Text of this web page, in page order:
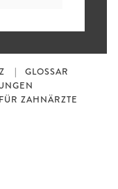
GLOSSAR
ZAHNÄRZTE